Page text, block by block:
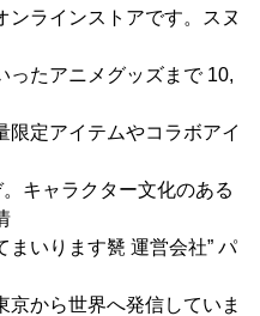
ンラインストアです。スヌ
ったアニメグッズまで 10,
限定アイテムやコラボアイ
キャラクター文化のある
いります㽈 運営会社” パ
京から世界へ発信していま